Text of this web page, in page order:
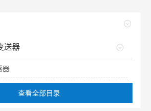
送器
器
查看全部目录